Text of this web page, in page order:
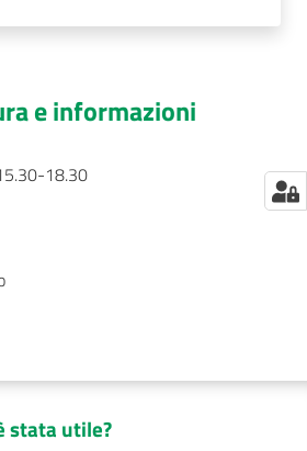
e informazioni
18.30
stata utile?